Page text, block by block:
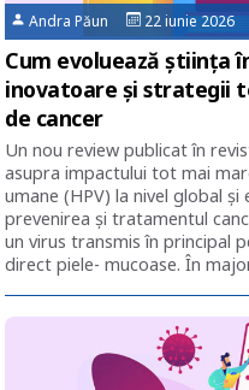
Andra Păun 22 iunie 2026
Cum evoluează știința
inovatoare și strategii
de cancer
Un nou review publicat în
asupra impactului tot mai
umane (HPV) la nivel global
prevenirea și tratamentul
un virus transmis în principal
direct piele- mucoase. În